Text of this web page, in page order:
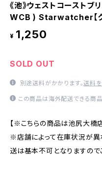
《池》ウェストコースト
WCB ) Starwatcher【ク
¥ 1,250
SOLD OUT
別途送料がかかります。送料
この商品は海外配送できる商品
【※こちらの商品は池尻大橋
※店舗によって在庫状況が
送は基本不可となりますので